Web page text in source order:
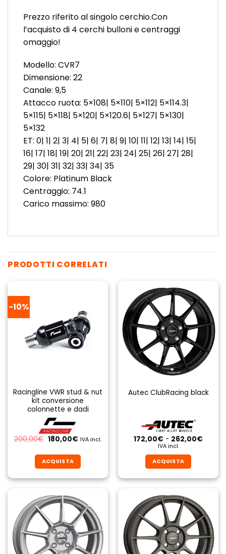
Prezzo riferito al singolo cerchio.Con
l’acquisto di 4 cerchi bulloni e centraggi
omaggio!
Modello: CVR7
Dimensione: 22
Canale: 9,5
Attacco ruota: 5×108| 5×110| 5×112| 5×114.3|
5×115| 5×118| 5×120| 5×120.6| 5×127| 5×130|
5×132
ET: 0| 1| 2| 3| 4| 5| 6| 7| 8| 9| 10| 11| 12| 13| 14| 15|
16| 17| 18| 19| 20| 21| 22| 23| 24| 25| 26| 27| 28|
29| 30| 31| 32| 33| 34| 35
Colore: Platinum Black
Centraggio: 74.1
Carico massimo: 980
PRODOTTI CORRELATI
-10%
Racingline VWR stud & nut
kit conversione
colonnette e dadi
200,00€ Il
prezzo
era:
200,00€.
180,00€Il
è:
180,00€.
IVA incl.
ACQUISTA
prodotto
ha
più
varianti.
Le
opzioni
possono
Autec ClubRacing black
172,00€ - 262,00€Fascia
IVA incl.
ACQUISTA
prodotto
ha
più
varianti.
Le
opzioni
possono